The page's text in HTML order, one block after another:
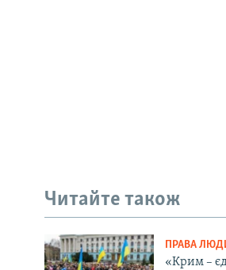
Читайте також
ПРАВА
«Крим –